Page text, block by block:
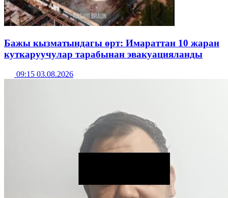
Бажы кызматындагы өрт: Имараттан 10 жаран
куткаруучулар тарабынан эвакуацияланды
09:15 03.08.2026